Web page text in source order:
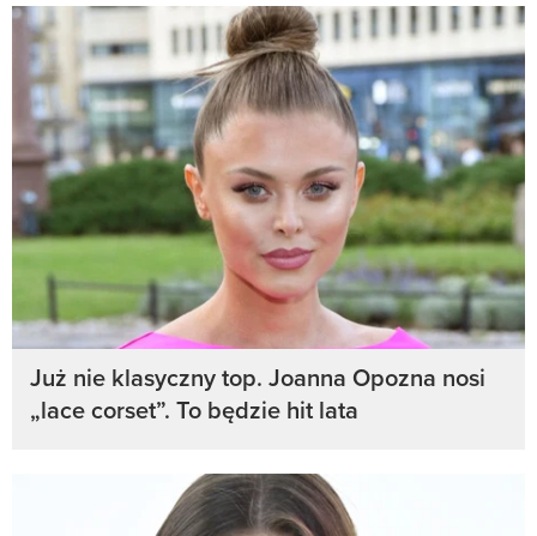
Już nie klasyczny top. Joanna Opozna nosi
„lace corset”. To będzie hit lata